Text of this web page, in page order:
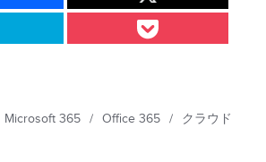
Microsoft 365 / Office 365 / クラウド